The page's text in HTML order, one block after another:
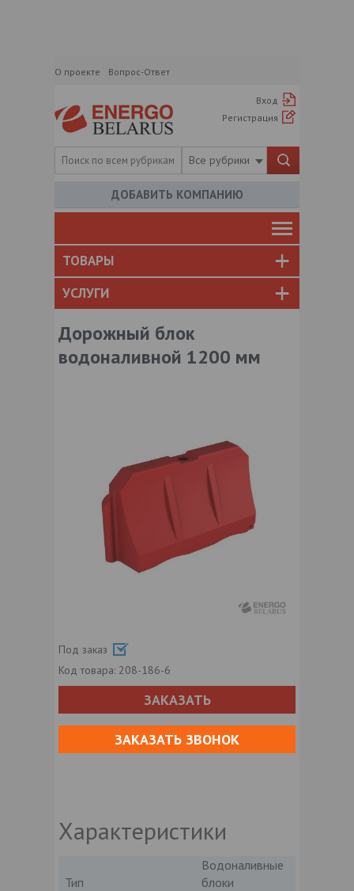
О проекте Вопрос-Ответ
Вход
Регистрация
Все рубрики
ДОБАВИТЬ КОМПАНИЮ
ТОВАРЫ
УСЛУГИ
Дорожный блок
водоналивной 1200 мм
Под заказ
Код товара: 208-186-6
ЗАКАЗАТЬ
ЗАКАЗАТЬ ЗВОНОК
Характеристики
Тип
Водоналивные
блоки